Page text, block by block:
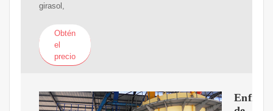
girasol,
Obtén
el
precio